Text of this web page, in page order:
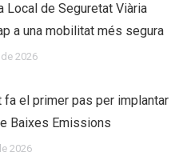
Local de Seguretat Viària
a una mobilitat més segura
2026
fa el primer pas per implantar
Baixes Emissions
2026